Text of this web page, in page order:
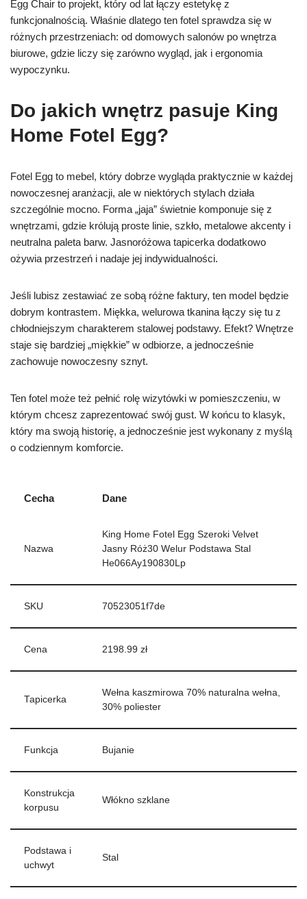
Egg Chair to projekt, który od lat łączy estetykę z
funkcjonalnością. Właśnie dlatego ten fotel sprawdza się w
różnych przestrzeniach: od domowych salonów po wnętrza
biurowe, gdzie liczy się zarówno wygląd, jak i ergonomia
wypoczynku.
Do jakich wnętrz pasuje King
Home Fotel Egg?
Fotel Egg to mebel, który dobrze wygląda praktycznie w każdej
nowoczesnej aranżacji, ale w niektórych stylach działa
szczególnie mocno. Forma „jaja” świetnie komponuje się z
wnętrzami, gdzie królują proste linie, szkło, metalowe akcenty i
neutralna paleta barw. Jasnoróżowa tapicerka dodatkowo
ożywia przestrzeń i nadaje jej indywidualności.
Jeśli lubisz zestawiać ze sobą różne faktury, ten model będzie
dobrym kontrastem. Miękka, welurowa tkanina łączy się tu z
chłodniejszym charakterem stalowej podstawy. Efekt? Wnętrze
staje się bardziej „miękkie” w odbiorze, a jednocześnie
zachowuje nowoczesny sznyt.
Ten fotel może też pełnić rolę wizytówki w pomieszczeniu, w
którym chcesz zaprezentować swój gust. W końcu to klasyk,
który ma swoją historię, a jednocześnie jest wykonany z myślą
o codziennym komforcie.
Cecha Dane
Nazwa
King Home Fotel Egg Szeroki Velvet
Jasny Róż30 Welur Podstawa Stal
He066Ay190830Lp
SKU 70523051f7de
Cena 2198.99 zł
Tapicerka
Wełna kaszmirowa 70% naturalna wełna,
30% poliester
Funkcja Bujanie
Konstrukcja
korpusu
Włókno szklane
Podstawa i
uchwyt
Stal